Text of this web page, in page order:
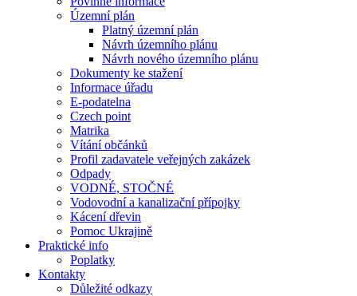
Územní plán
Platný územní plán
Návrh územního plánu
Návrh nového územního plánu
Dokumenty ke stažení
Informace úřadu
E-podatelna
Czech point
Matrika
Vítání občánků
Profil zadavatele veřejných zakázek
Odpady
VODNÉ, STOČNÉ
Vodovodní a kanalizační přípojky
Kácení dřevin
Pomoc Ukrajině
Praktické info
Poplatky
Kontakty
Důležité odkazy